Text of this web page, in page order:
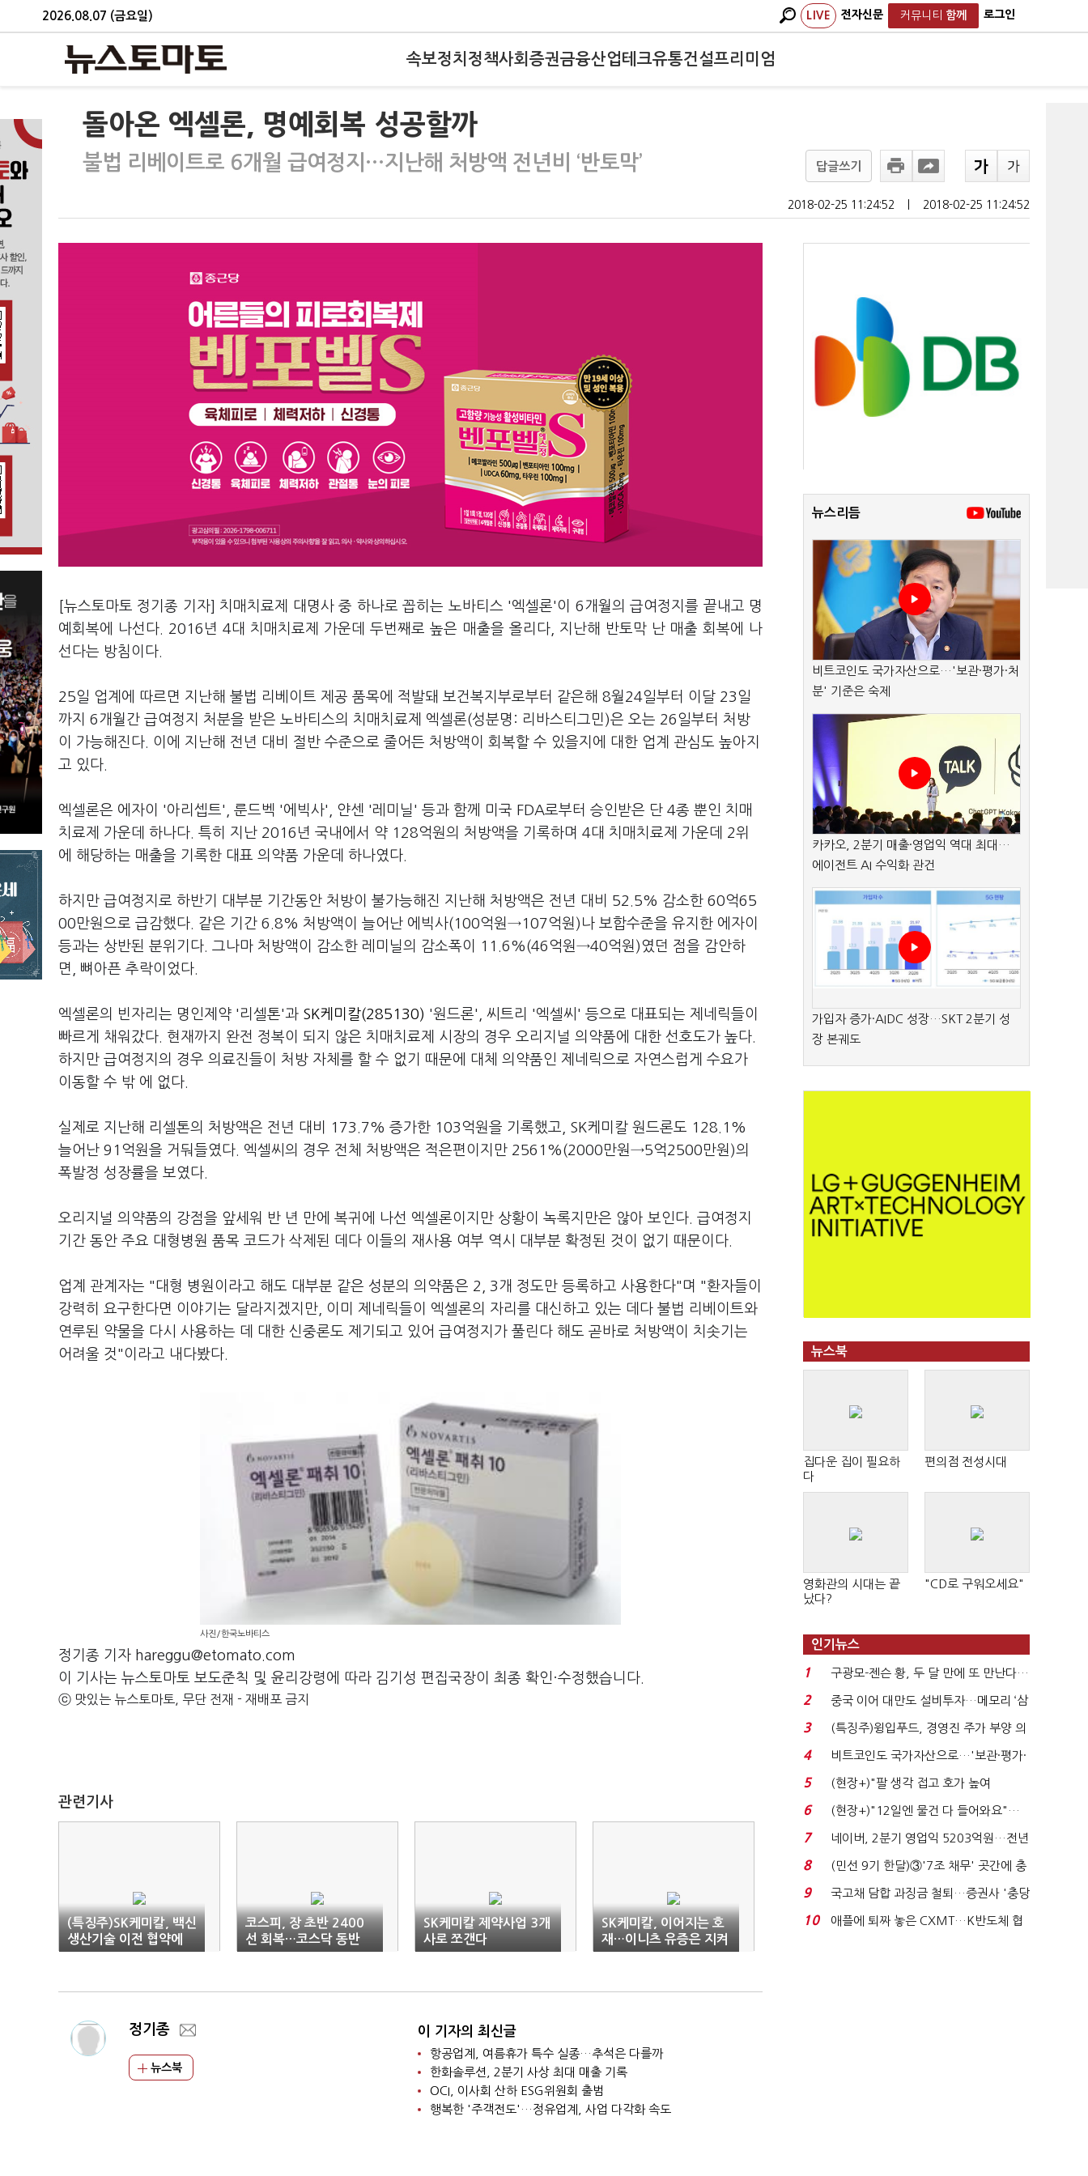
2026.08.07 (금요일) LIVE 전자신문 커뮤니티 함께 로그인
속보정치 정책사회 증권금융산업테크유통건설프리미엄
돌아온 엑셀론, 명예회복 성공할까
불법 리베이트로 6개월 급여정지…지난해 처방액 전년비 ‘반토막’ 답글쓰기
2018-02-25 11:24:52 2018-02-25 11:24:52
[뉴스토마토 정기종 기자] 치매치료제 대명사 중 하나로 꼽히는 노바티스 '엑셀론'이 6개월의 급여정지를 끝내고 명
예회복에 나선다. 2016년 4대 치매치료제 가운데 두번째로 높은 매출을 올리다, 지난해 반토막 난 매출 회복에 나
선다는 방침이다.
25일 업계에 따르면 지난해 불법 리베이트 제공 품목에 적발돼 보건복지부로부터 같은해 8월24일부터 이달 23일
까지 6개월간 급여정지 처분을 받은 노바티스의 치매치료제 엑셀론(성분명: 리바스티그민)은 오는 26일부터 처방
이 가능해진다. 이에 지난해 전년 대비 절반 수준으로 줄어든 처방액이 회복할 수 있을지에 대한 업계 관심도 높아지
고 있다.
엑셀론은 에자이 '아리셉트', 룬드벡 '에빅사', 얀센 '레미닐' 등과 함께 미국 FDA로부터 승인받은 단 4종 뿐인 치매
치료제 가운데 하나다. 특히 지난 2016년 국내에서 약 128억원의 처방액을 기록하며 4대 치매치료제 가운데 2위
에 해당하는 매출을 기록한 대표 의약품 가운데 하나였다.
하지만 급여정지로 하반기 대부분 기간동안 처방이 불가능해진 지난해 처방액은 전년 대비 52.5% 감소한 60억65
00만원으로 급감했다. 같은 기간 6.8% 처방액이 늘어난 에빅사(100억원→107억원)나 보합수준을 유지한 에자이
등과는 상반된 분위기다. 그나마 처방액이 감소한 레미닐의 감소폭이 11.6%(46억원→40억원)였던 점을 감안하
면, 뼈아픈 추락이었다.
엑셀론의 빈자리는 명인제약 '리셀톤'과 SK케미칼(285130) '원드론', 씨트리 '엑셀씨' 등으로 대표되는 제네릭들이
빠르게 채워갔다. 현재까지 완전 정복이 되지 않은 치매치료제 시장의 경우 오리지널 의약품에 대한 선호도가 높다.
하지만 급여정지의 경우 의료진들이 처방 자체를 할 수 없기 때문에 대체 의약품인 제네릭으로 자연스럽게 수요가
이동할 수 밖 에 없다.
실제로 지난해 리셀톤의 처방액은 전년 대비 173.7% 증가한 103억원을 기록했고, SK케미칼 원드론도 128.1%
늘어난 91억원을 거둬들였다. 엑셀씨의 경우 전체 처방액은 적은편이지만 2561%(2000만원→5억2500만원)의
폭발정 성장률을 보였다.
오리지널 의약품의 강점을 앞세워 반 년 만에 복귀에 나선 엑셀론이지만 상황이 녹록지만은 않아 보인다. 급여정지
기간 동안 주요 대형병원 품목 코드가 삭제된 데다 이들의 재사용 여부 역시 대부분 확정된 것이 없기 때문이다.
업계 관계자는 "대형 병원이라고 해도 대부분 같은 성분의 의약품은 2, 3개 정도만 등록하고 사용한다"며 "환자들이
강력히 요구한다면 이야기는 달라지겠지만, 이미 제네릭들이 엑셀론의 자리를 대신하고 있는 데다 불법 리베이트와
연루된 약물을 다시 사용하는 데 대한 신중론도 제기되고 있어 급여정지가 풀린다 해도 곧바로 처방액이 치솟기는
어려울 것"이라고 내다봤다.
사진/한국노바티스
정기종 기자 hareggu@etomato.com
이 기사는 뉴스토마토 보도준칙 및 윤리강령에 따라 김기성 편집국장이 최종 확인·수정했습니다.
ⓒ 맛있는 뉴스토마토, 무단 전재 - 재배포 금지
관련기사
(특징주)SK케미칼, 백신
생산기술 이전 협약에
'강세'
코스피, 장 초반 2400
선 회복…코스닥 동반
상승
SK케미칼 제약사업 3개
사로 쪼갠다
SK케미칼, 이어지는 호
재…이니츠 유증은 지켜
봐야
정기종
뉴스북
이 기자의 최신글
항공업계, 여름휴가 특수 실종…추석은 다를까
한화솔루션, 2분기 사상 최대 매출 기록
OCI, 이사회 산하 ESG위원회 출범
행복한 '주객전도'…정유업계, 사업 다각화 속도
뉴스리듬
비트코인도 국가자산으로…'보관·평가·처
분' 기준은 숙제
카카오, 2분기 매출·영업익 역대 최대…
에이전트 AI 수익화 관건
가입자 증가·AIDC 성장…SKT 2분기 성
장 본궤도
뉴스북
집다운 집이 필요하
다
편의점 전성시대
영화관의 시대는 끝
났다?
"CD로 구워오세요"
인기뉴스
1
구광모-젠슨 황, 두 달 만에 또 만난다…
로봇·AI 등 논...
2
중국 이어 대만도 설비투자…메모리 ‘삼
국전쟁’
3
(특징주)윙입푸드, 경영진 주가 부양 의
지에 상한가...
4
비트코인도 국가자산으로…'보관·평가·
처분' 기준은 ...
5
(현장+)"팔 생각 접고 호가 높여
요"…'덜 똘똘한 한 채' 20...
6
(현장+)"12일엔 물건 다 들어와요"…
빈 매대 채우며 문 연 ...
7
네이버, 2분기 영업익 5203억원…전년
비 0.2% 감소...
8
(민선 9기 한달)③'7조 채무' 곳간에 충
격…추미애, 20년...
9
국고채 담합 과징금 철퇴…증권사 '충당
금 폭탄' 우려...
10
애플에 퇴짜 놓은 CXMT…K반도체 협